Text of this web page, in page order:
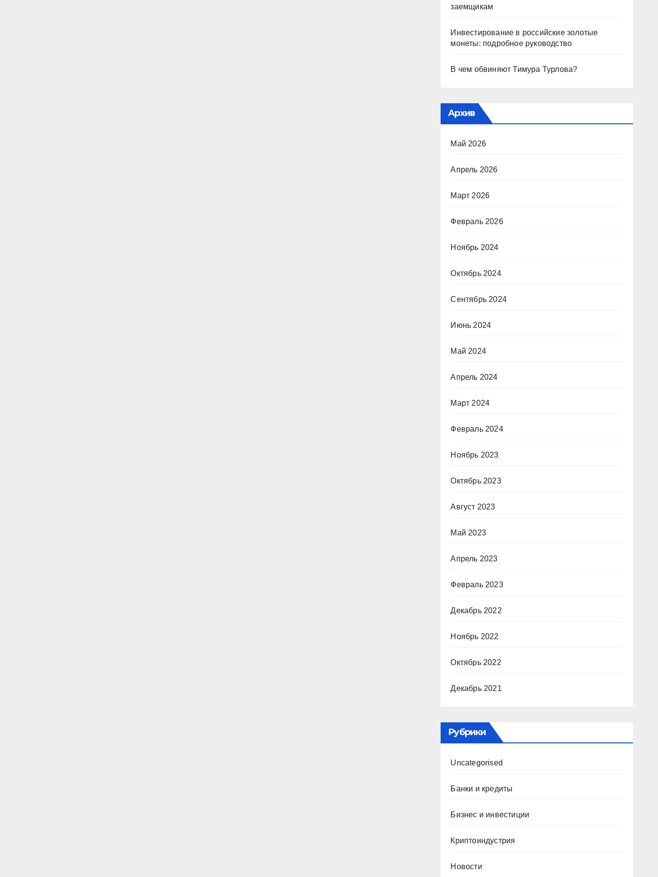
заемщикам
Инвестирование в российские золотые
монеты: подробное руководство
В чем обвиняют Тимура Турлова?
Архив
Май 2026
Апрель 2026
Март 2026
Февраль 2026
Ноябрь 2024
Октябрь 2024
Сентябрь 2024
Июнь 2024
Май 2024
Апрель 2024
Март 2024
Февраль 2024
Ноябрь 2023
Октябрь 2023
Август 2023
Май 2023
Апрель 2023
Февраль 2023
Декабрь 2022
Ноябрь 2022
Октябрь 2022
Декабрь 2021
Рубрики
Uncategorised
Банки и кредиты
Бизнес и инвестиции
Криптоиндустрия
Новости